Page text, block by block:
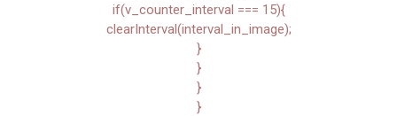
if(v_counter_interval === 15){
clearInterval(interval_in_image);
}
}
}
}